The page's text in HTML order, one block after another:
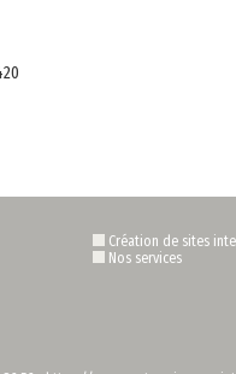
Création de sites
Nos services